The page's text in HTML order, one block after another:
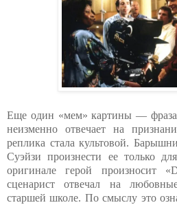
Еще один «мем» картины —
неизменно отвечает на
реплика стала культовой.
Суэйзи произнести ее только
оригинале герой произносит
сценарист отвечал на
старшей школе. По смыслу это